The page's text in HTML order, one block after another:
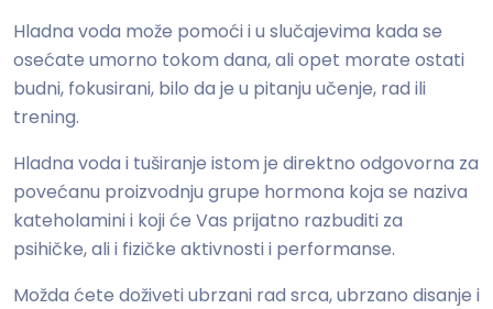
Hladna voda može pomoći i u slučajevima kada se
osećate umorno tokom dana, ali opet morate ostati
budni, fokusirani, bilo da je u pitanju učenje, rad ili
trening.
Hladna voda i tuširanje istom je direktno odgovorna za
povećanu proizvodnju grupe hormona koja se naziva
kateholamini i koji će Vas prijatno razbuditi za
psihičke, ali i fizičke aktivnosti i performanse.
Možda ćete doživeti ubrzani rad srca, ubrzano disanje i